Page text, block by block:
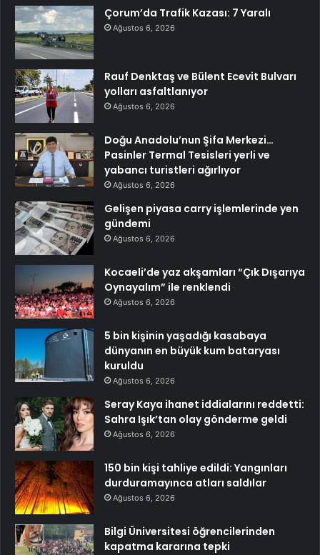
Çorum’da Trafik Kazası: 7 Yaralı
Ağustos 6, 2026
Rauf Denktaş ve Bülent Ecevit Bulvarı
yolları asfaltlanıyor
Ağustos 6, 2026
Doğu Anadolu’nun Şifa Merkezi…
Pasinler Termal Tesisleri yerli ve
yabancı turistleri ağırlıyor
Ağustos 6, 2026
Gelişen piyasa carry işlemlerinde yen
gündemi
Ağustos 6, 2026
Kocaeli’de yaz akşamları “Çık Dışarıya
Oynayalım” ile renklendi
Ağustos 6, 2026
5 bin kişinin yaşadığı kasabaya
dünyanın en büyük kum bataryası
kuruldu
Ağustos 6, 2026
Seray Kaya ihanet iddialarını reddetti:
Sahra Işık’tan olay gönderme geldi
Ağustos 6, 2026
150 bin kişi tahliye edildi: Yangınları
durduramayınca atları saldılar
Ağustos 6, 2026
Bilgi Üniversitesi öğrencilerinden
kapatma kararına tepki